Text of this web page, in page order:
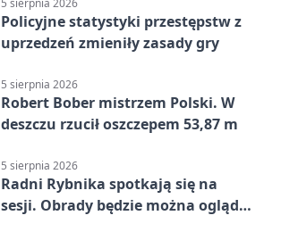
Policyjne statystyki przestępstw z
uprzedzeń zmieniły zasady gry
5 sierpnia 2026
Robert Bober mistrzem Polski. W
deszczu rzucił oszczepem 53,87 m
5 sierpnia 2026
Radni Rybnika spotkają się na
sesji. Obrady będzie można oglądać